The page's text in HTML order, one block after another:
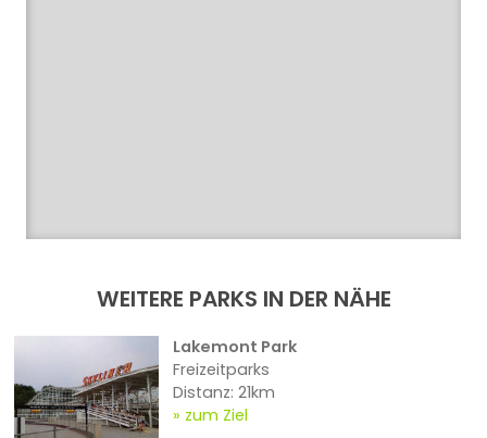
WEITERE PARKS IN DER NÄHE
Lakemont Park
Freizeitparks
Distanz: 21km
zum Ziel